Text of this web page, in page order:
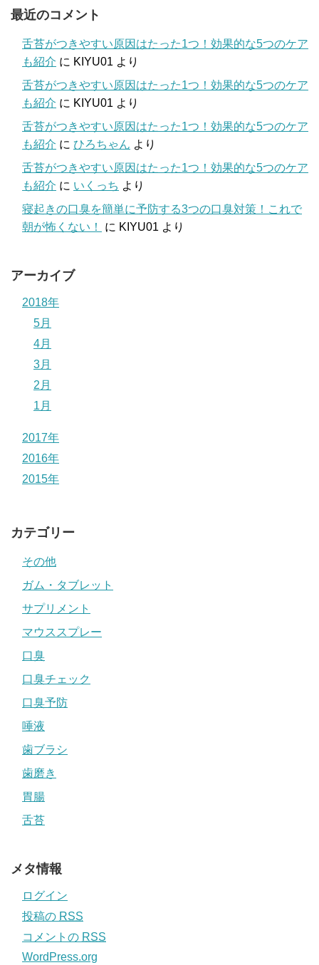
最近のコメント
舌苔がつきやすい原因はたった1つ！効果的な5つのケア
も紹介 に KIYU01 より
舌苔がつきやすい原因はたった1つ！効果的な5つのケア
も紹介 に KIYU01 より
舌苔がつきやすい原因はたった1つ！効果的な5つのケア
も紹介 に ひろちゃん より
舌苔がつきやすい原因はたった1つ！効果的な5つのケア
も紹介 に いくっち より
寝起きの口臭を簡単に予防する3つの口臭対策！これで
朝が怖くない！
に KIYU01 より
アーカイブ
2018年
5月
4月
3月
2月
1月
2017年
2016年
2015年
カテゴリー
その他
ガム・タブレット
サプリメント
マウススプレー
口臭
口臭チェック
口臭予防
唾液
歯ブラシ
歯磨き
胃腸
舌苔
メタ情報
ログイン
投稿の RSS
コメントの RSS
WordPress.org